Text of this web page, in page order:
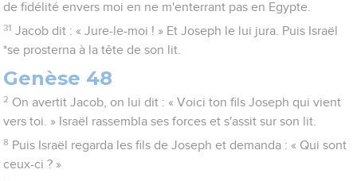
de fidélité envers moi en ne m'enterrant pas en Egypte.
31 Jacob dit : « Jure-le-moi ! » Et Joseph le lui jura. Puis Israël
*se prosterna à la tête de son lit.
Genèse 48
2 On avertit Jacob, on lui dit : « Voici ton fils Joseph qui vient
vers toi. » Israël rassembla ses forces et s'assit sur son lit.
8 Puis Israël regarda les fils de Joseph et demanda : « Qui sont
ceux-ci ? »